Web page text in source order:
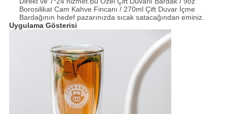
Borosilikat Cam Kahve Fincanı / 270ml Çift Duvar İçme
Bardağının hedef pazarınızda sıcak satacağından eminiz.
Uygulama Gösterisi